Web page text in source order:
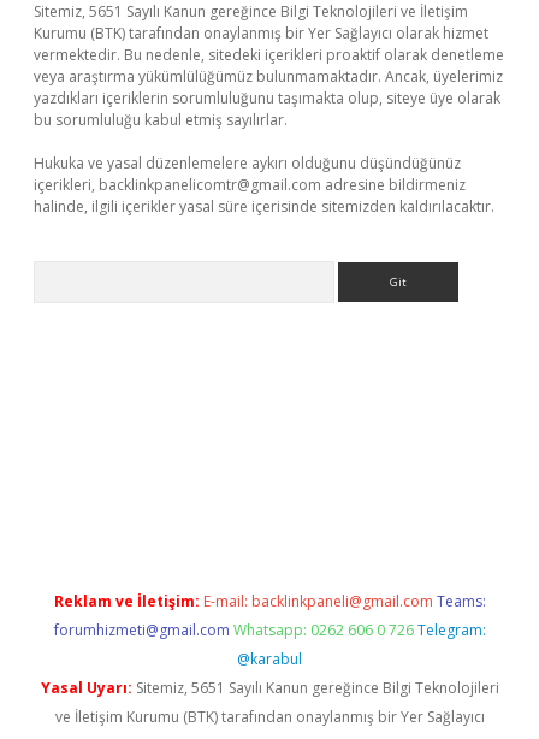
Sitemiz, 5651 Sayılı Kanun gereğince Bilgi Teknolojileri ve İletişim
Kurumu (BTK) tarafından onaylanmış bir Yer Sağlayıcı olarak hizmet
vermektedir. Bu nedenle, sitedeki içerikleri proaktif olarak denetleme
veya araştırma yükümlülüğümüz bulunmamaktadır. Ancak, üyelerimiz
yazdıkları içeriklerin sorumluluğunu taşımakta olup, siteye üye olarak
bu sorumluluğu kabul etmiş sayılırlar.
Hukuka ve yasal düzenlemelere aykırı olduğunu düşündüğünüz
içerikleri, backlinkpanelicomtr@gmail.com adresine bildirmeniz
halinde, ilgili içerikler yasal süre içerisinde sitemizden kaldırılacaktır.
Reklam ve İletişim: E-mail: backlinkpaneli@gmail.com Teams:
forumhizmeti@gmail.com Whatsapp: 0262 606 0 726 Telegram:
@karabul
Yasal Uyarı: Sitemiz, 5651 Sayılı Kanun gereğince Bilgi Teknolojileri
ve İletişim Kurumu (BTK) tarafından onaylanmış bir Yer Sağlayıcı